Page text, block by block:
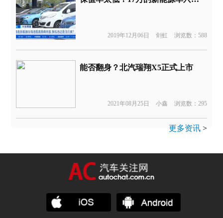
2019年12月06日 剑虹 浏览数：588
能否翻身？北汽瑞翔X5正式上市
2021年08月25日 小鑫 浏览数：295
更多资讯>